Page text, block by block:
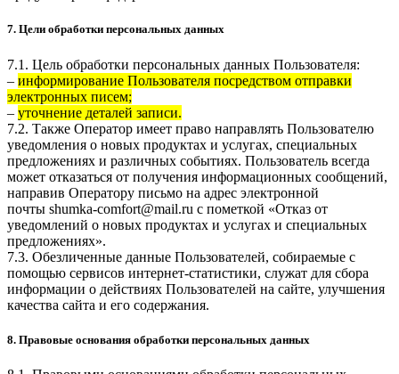
7. Цели обработки персональных данных
7.1. Цель обработки персональных данных Пользователя:
– информирование Пользователя посредством отправки
электронных писем;
– уточнение деталей записи.
7.2. Также Оператор имеет право направлять Пользователю
уведомления о новых продуктах и услугах, специальных
предложениях и различных событиях. Пользователь всегда
может отказаться от получения информационных сообщений,
направив Оператору письмо на адрес электронной
почты shumka-comfort@mail.ru с пометкой «Отказ от
уведомлений о новых продуктах и услугах и специальных
предложениях».
7.3. Обезличенные данные Пользователей, собираемые с
помощью сервисов интернет-статистики, служат для сбора
информации о действиях Пользователей на сайте, улучшения
качества сайта и его содержания.
8. Правовые основания обработки персональных данных